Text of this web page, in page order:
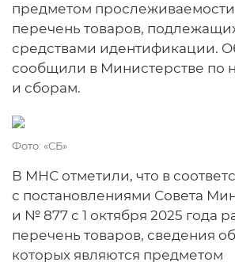
предметом
перечень товаров,
средствами идентификации.
сообщили в Министерстве по
и сборам.
Фото: «СБ»
В МНС отметили, что в
с постановлениями Совета
и № 877 с 1 октября 2025 года
перечень товаров, сведения
которых являются предметом